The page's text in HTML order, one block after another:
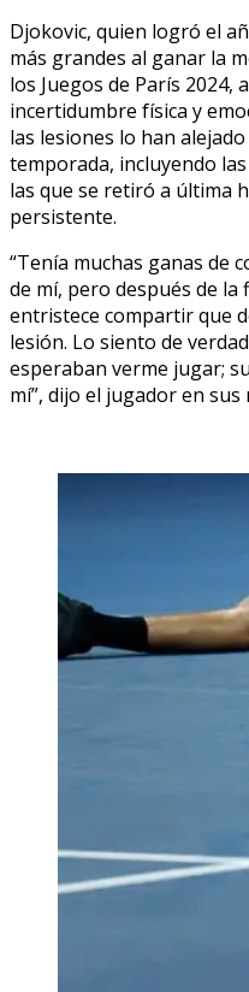
Djokovic, quien logró el
más grandes al ganar la
los Juegos de París 2024,
incertidumbre física y
las lesiones lo han
temporada, incluyendo
las que se retiró a última
persistente.
“Tenía muchas ganas de
de mí, pero después de la
entristece compartir que
lesión. Lo siento de
esperaban verme jugar;
mí”, dijo el jugador en sus